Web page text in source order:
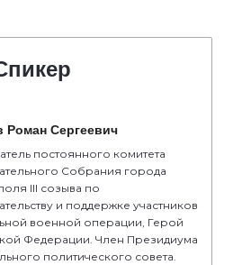
Роман Сергеевич
постоянного комитета
Собрания города
III созыва по
и поддержке участников
военной операции, Герой
Федерации. Член Президиума
политического совета.